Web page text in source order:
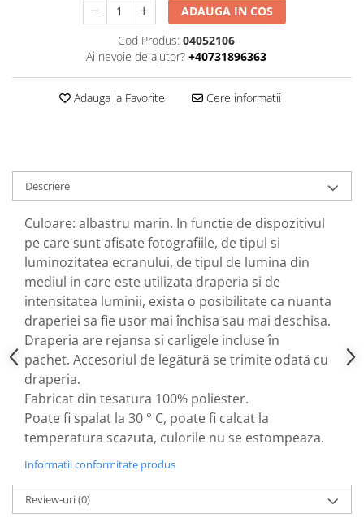
ADAUGA IN COS
Cod Produs: 04052106
Ai nevoie de ajutor? +40731896363
Adauga la Favorite Cere informatii
Descriere
Culoare: albastru marin. In functie de dispozitivul
pe care sunt afisate fotografiile, de tipul si
luminozitatea ecranului, de tipul de lumina din
mediul in care este utilizata draperia si de
intensitatea luminii, exista o posibilitate ca nuanta
draperiei sa fie usor mai închisa sau mai deschisa.
Draperia are rejansa si carligele incluse în
pachet. Accesoriul de legătură se trimite odată cu
draperia.
Fabricat din tesatura 100% poliester.
Poate fi spalat la 30 ° C, poate fi calcat la
temperatura scazuta, culorile nu se estompeaza.
Informatii conformitate produs
Review-uri(0)